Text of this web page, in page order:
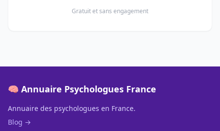
Gratuit et sans engagement
🧠 Annuaire Psychologues France
Annuaire des psychologues en France.
Blog →